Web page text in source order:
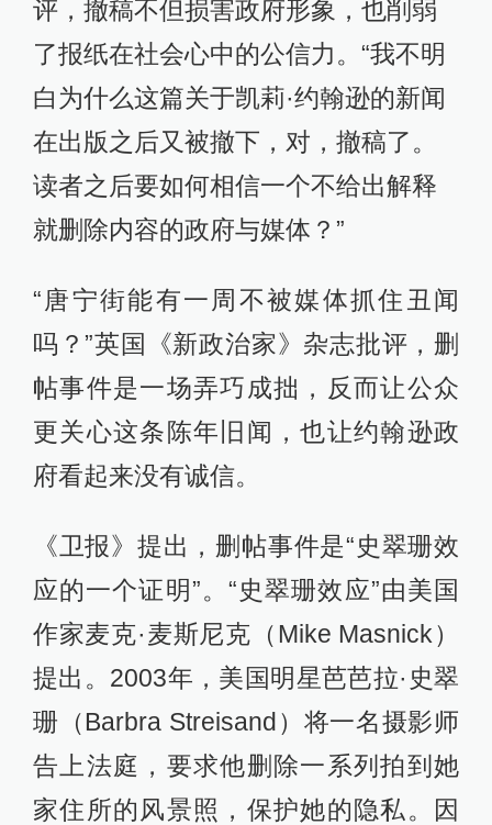
评，撤稿不但损害政府形象，也削弱
了报纸在社会心中的公信力。“我不明
白为什么这篇关于凯莉·约翰逊的新闻
在出版之后又被撤下，对，撤稿了。
读者之后要如何相信一个不给出解释
就删除内容的政府与媒体？”
“唐宁街能有一周不被媒体抓住丑闻
吗？”英国《新政治家》杂志批评，删
帖事件是一场弄巧成拙，反而让公众
更关心这条陈年旧闻，也让约翰逊政
府看起来没有诚信。
《卫报》提出，删帖事件是“史翠珊效
应的一个证明”。“史翠珊效应”由美国
作家麦克·麦斯尼克（Mike Masnick）
提出。2003年，美国明星芭芭拉·史翠
珊（Barbra Streisand）将一名摄影师
告上法庭，要求他删除一系列拍到她
家住所的风景照，保护她的隐私。因